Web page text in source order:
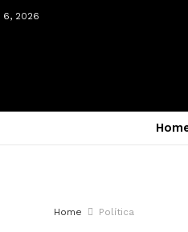
2026
Home Política